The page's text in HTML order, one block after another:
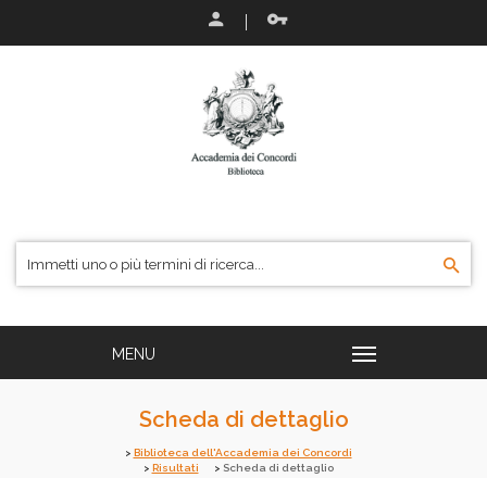
Scheda di dettaglio
Biblioteca dell'Accademia dei Concordi
Risultati
Scheda di dettaglio